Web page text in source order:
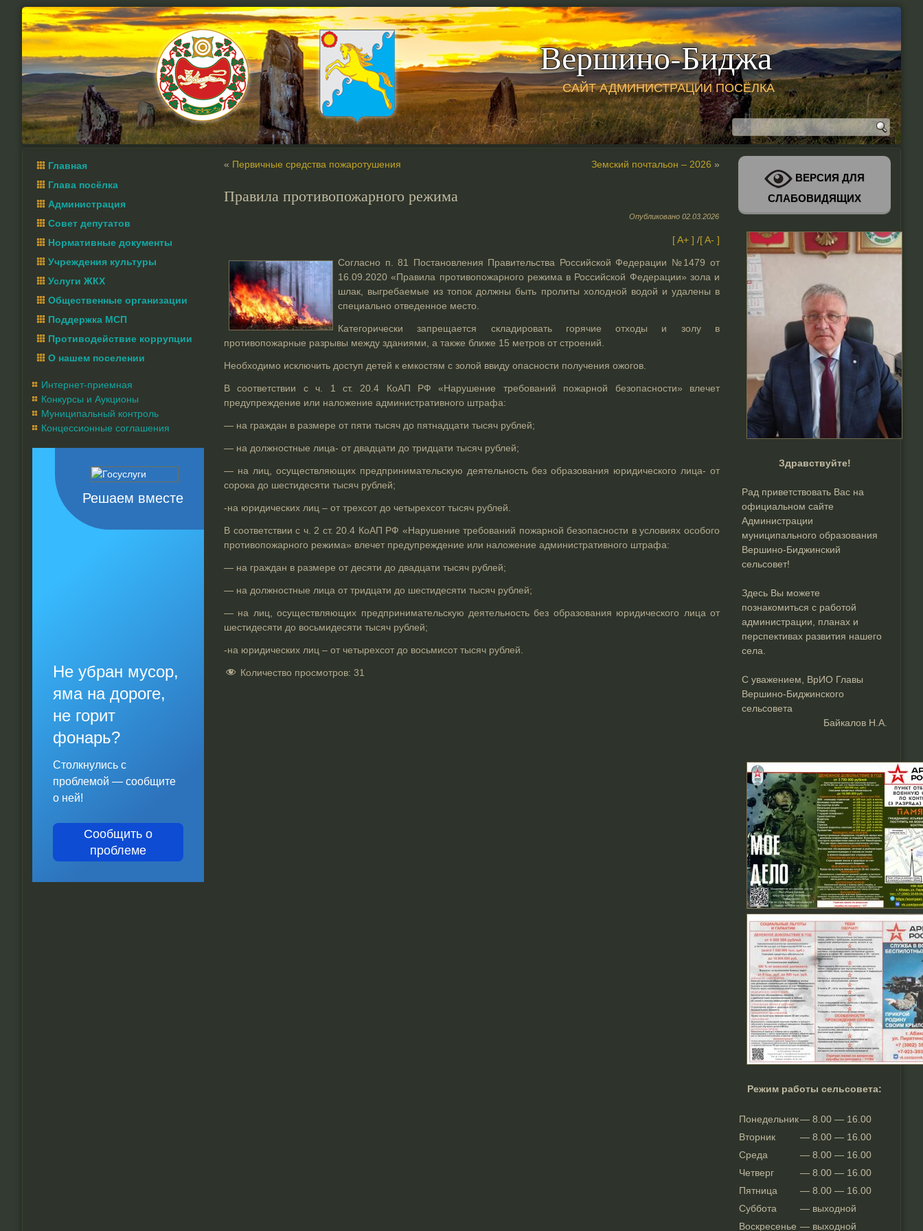
Вершино-Биджа
САЙТ АДМИНИСТРАЦИИ ПОСЁЛКА
Главная
Глава посёлка
Администрация
Совет депутатов
Нормативные документы
Учреждения культуры
Услуги ЖКХ
Общественные организации
Поддержка МСП
Противодействие коррупции
О нашем поселении
Интернет-приемная
Конкурсы и Аукционы
Муниципальный контроль
Концессионные соглашения
Решаем вместе
Не убран мусор,
яма на дороге,
не горит
фонарь?
Столкнулись с
проблемой — сообщите
о ней!
Сообщить о
проблеме
« Первичные средства пожаротушения Земский почтальон – 2026 »
Правила противопожарного режима
Опубликовано 02.03.2026
[ A+ ] /[ A- ]
Согласно п. 81 Постановления Правительства Российской Федерации №1479 от
16.09.2020 «Правила противопожарного режима в Российской Федерации» зола и
шлак, выгребаемые из топок должны быть пролиты холодной водой и удалены в
специально отведенное место.
Категорически запрещается складировать горячие отходы и золу в
противопожарные разрывы между зданиями, а также ближе 15 метров от строений.
Необходимо исключить доступ детей к емкостям с золой ввиду опасности получения ожогов.
В соответствии с ч. 1 ст. 20.4 КоАП РФ «Нарушение требований пожарной безопасности» влечет
предупреждение или наложение административного штрафа:
— на граждан в размере от пяти тысяч до пятнадцати тысяч рублей;
— на должностные лица- от двадцати до тридцати тысяч рублей;
— на лиц, осуществляющих предпринимательскую деятельность без образования юридического лица- от
сорока до шестидесяти тысяч рублей;
-на юридических лиц – от трехсот до четырехсот тысяч рублей.
В соответствии с ч. 2 ст. 20.4 КоАП РФ «Нарушение требований пожарной безопасности в условиях особого
противопожарного режима» влечет предупреждение или наложение административного штрафа:
— на граждан в размере от десяти до двадцати тысяч рублей;
— на должностные лица от тридцати до шестидесяти тысяч рублей;
— на лиц, осуществляющих предпринимательскую деятельность без образования юридического лица от
шестидесяти до восьмидесяти тысяч рублей;
-на юридических лиц – от четырехсот до восьмисот тысяч рублей.
Количество просмотров: 31
ВЕРСИЯ ДЛЯ
СЛАБОВИДЯЩИХ
Здравствуйте!
Рад приветствовать Вас на
официальном сайте
Администрации
муниципального образования
Вершино-Биджинский
сельсовет!
Здесь Вы можете
познакомиться с работой
администрации, планах и
перспективах развития нашего
села.
С уважением, ВрИО Главы
Вершино-Биджинского
сельсовета
Байкалов Н.А.
Режим работы сельсовета:
Понедельник— 8.00 — 16.00
Вторник
— 8.00 — 16.00
Среда
— 8.00 — 16.00
Четверг
— 8.00 — 16.00
Пятница
— 8.00 — 16.00
Суббота
— выходной
Воскресенье — выходной